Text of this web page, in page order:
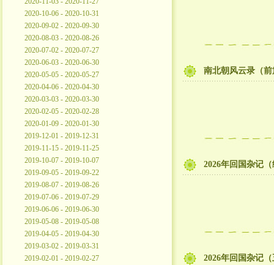
2020-10-06 - 2020-10-31
2020-09-02 - 2020-09-30
2020-08-03 - 2020-08-26
2020-07-02 - 2020-07-27
2020-06-03 - 2020-06-30
2020-05-05 - 2020-05-27
2020-04-06 - 2020-04-30
2020-03-03 - 2020-03-30
2020-02-05 - 2020-02-28
2020-01-09 - 2020-01-30
2019-12-01 - 2019-12-31
2019-11-15 - 2019-11-25
2019-10-07 - 2019-10-07
2019-09-05 - 2019-09-22
2019-08-07 - 2019-08-26
2019-07-06 - 2019-07-29
2019-06-06 - 2019-06-30
2019-05-08 - 2019-05-08
2019-04-05 - 2019-04-30
2019-03-02 - 2019-03-31
2019-02-01 - 2019-02-27
南北朝风云录（
2026年回国杂记
2026年回国杂记